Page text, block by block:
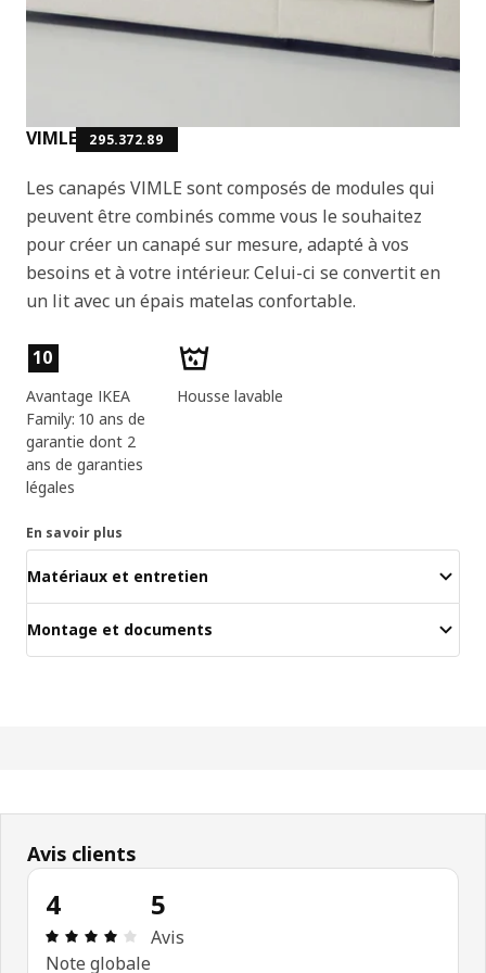
VIMLE 295.372.89
Les canapés VIMLE sont composés de modules qui
peuvent être combinés comme vous le souhaitez
pour créer un canapé sur mesure, adapté à vos
besoins et à votre intérieur. Celui-ci se convertit en
un lit avec un épais matelas confortable.
Caractéristiques du produit
10
Avantage IKEA
Family: 10 ans de
garantie dont 2
ans de garanties
légales
Housse lavable
En savoir plus
Matériaux et entretien
Montage et documents
Avis clients
4
Avis: 4 sur 5 étoiles Nombre total d'avis: 5
Note globale
5
Avis